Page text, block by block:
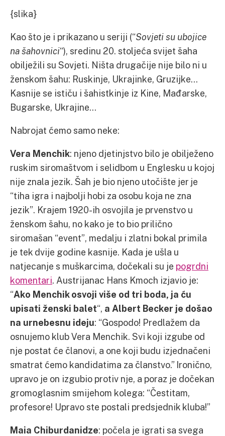
{slika}
Kao što je i prikazano u seriji (“Sovjeti su ubojice
na šahovnici“), sredinu 20. stoljeća svijet šaha
obilježili su Sovjeti. Ništa drugačije nije bilo ni u
ženskom šahu: Ruskinje, Ukrajinke, Gruzijke…
Kasnije se ističu i šahistkinje iz Kine, Mađarske,
Bugarske, Ukrajine…
Nabrojat ćemo samo neke:
Vera Menchik: njeno djetinjstvo bilo je obilježeno
ruskim siromaštvom i selidbom u Englesku u kojoj
nije znala jezik. Šah je bio njeno utočište jer je
“tiha igra i najbolji hobi za osobu koja ne zna
jezik”. Krajem 1920-ih osvojila je prvenstvo u
ženskom šahu, no kako je to bio prilično
siromašan “event”, medalju i zlatni bokal primila
je tek dvije godine kasnije. Kada je ušla u
natjecanje s muškarcima, dočekali su je pogrdni
komentari. Austrijanac Hans Kmoch izjavio je:
“Ako Menchik osvoji više od tri boda, ja ću
upisati ženski balet“, a Albert Becker je došao
na urnebesnu ideju: “Gospodo! Predlažem da
osnujemo klub Vera Menchik. Svi koji izgube od
nje postat će članovi, a one koji budu izjednačeni
smatrat ćemo kandidatima za članstvo.” Ironično,
upravo je on izgubio protiv nje, a poraz je dočekan
gromoglasnim smijehom kolega: “Čestitam,
profesore! Upravo ste postali predsjednik kluba!”
Maia Chiburdanidze: počela je igrati sa svega